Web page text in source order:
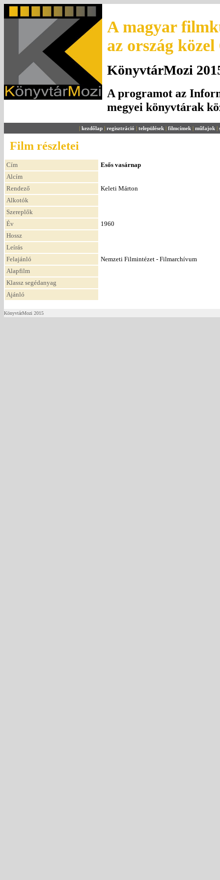
A magyar
az ország
KönyvtárMozi
A programot az
megyei könyvtárak
| kezdőlap | regisztráció | települések | filmcímek | műfajok |
Film részletei
Cím
Esős vasárnap
Alcím
Rendező
Keleti Márton
Alkotók
Szereplők
Év
1960
Hossz
Leírás
Felajánló
Nemzeti Filmintézet - Filmarchívum
Alapfilm
Klassz segédanyag
Ajánló
KönyvtárMozi 2015